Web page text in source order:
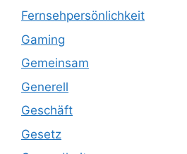
Fernsehpersönlichkeit
Gaming
Gemeinsam
Generell
Geschäft
Gesetz